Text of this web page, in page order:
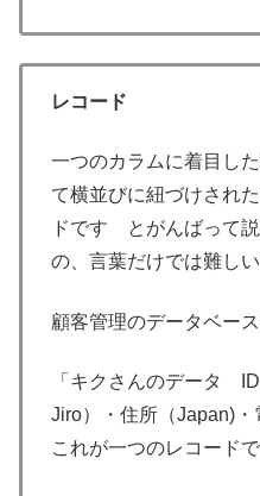
レコード
一つのカラムに着目し
て横並びに紐づけされ
ドです とがんばって
の、言葉だけでは難し
顧客管理のデータベー
「キクさんのデータ
Jiro）・住所（Japan)・
これが一つのレコード